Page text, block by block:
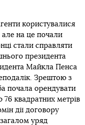
користувалися
але на це почали
стали справляти
президента
Майкла Пенса
Зрештою з
почала орендувати
квадратних метрів
дії договору
уряд